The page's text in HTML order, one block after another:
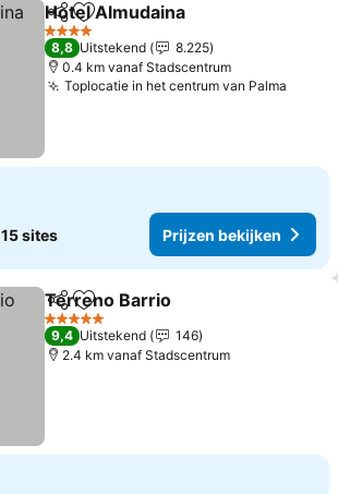
DelenToevoegen aan favorieten
Hotel Almudaina
4 Sterren
8,8 Uitstekend
8.225
0.4 km vanaf Stadscentrum
Toplocatie in het centrum van Palma
15 sites Prijzen bekijken
DelenToevoegen aan favorieten
Terreno Barrio
5 Sterren
9,4 Uitstekend
146
2.4 km vanaf Stadscentrum